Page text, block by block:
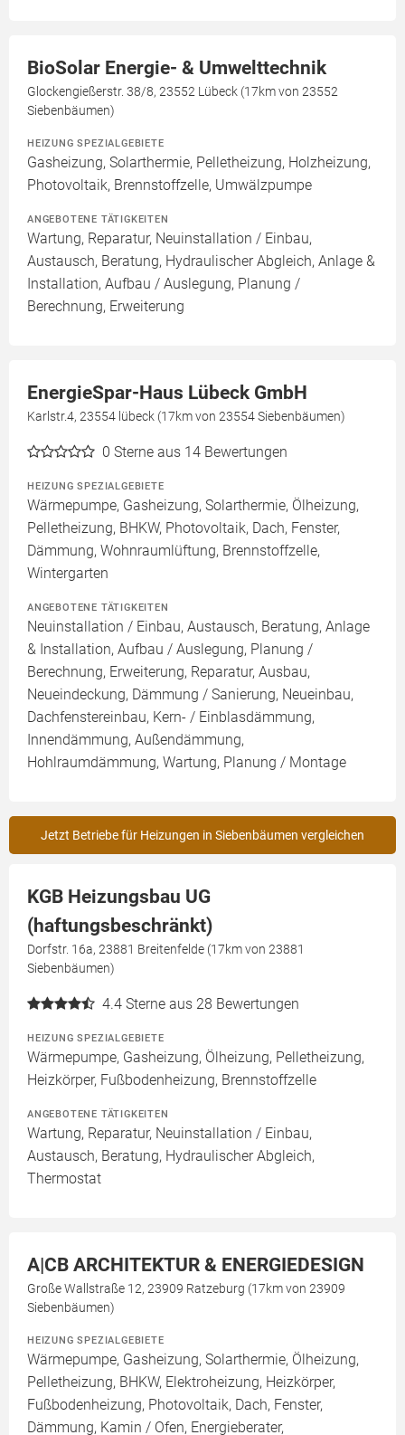
BioSolar Energie- & Umwelttechnik
Glockengießerstr. 38/8, 23552 Lübeck (17km von 23552
Siebenbäumen)
HEIZUNG SPEZIALGEBIETE
Gasheizung, Solarthermie, Pelletheizung, Holzheizung,
Photovoltaik, Brennstoffzelle, Umwälzpumpe
ANGEBOTENE TÄTIGKEITEN
Wartung, Reparatur, Neuinstallation / Einbau,
Austausch, Beratung, Hydraulischer Abgleich, Anlage &
Installation, Aufbau / Auslegung, Planung /
Berechnung, Erweiterung
EnergieSpar-Haus Lübeck GmbH
Karlstr.4, 23554 lübeck (17km von 23554 Siebenbäumen)
0 Sterne aus 14 Bewertungen
HEIZUNG SPEZIALGEBIETE
Wärmepumpe, Gasheizung, Solarthermie, Ölheizung,
Pelletheizung, BHKW, Photovoltaik, Dach, Fenster,
Dämmung, Wohnraumlüftung, Brennstoffzelle,
Wintergarten
ANGEBOTENE TÄTIGKEITEN
Neuinstallation / Einbau, Austausch, Beratung, Anlage
& Installation, Aufbau / Auslegung, Planung /
Berechnung, Erweiterung, Reparatur, Ausbau,
Neueindeckung, Dämmung / Sanierung, Neueinbau,
Dachfenstereinbau, Kern- / Einblasdämmung,
Innendämmung, Außendämmung,
Hohlraumdämmung, Wartung, Planung / Montage
Jetzt Betriebe für Heizungen in Siebenbäumen vergleichen
KGB Heizungsbau UG
(haftungsbeschränkt)
Dorfstr. 16a, 23881 Breitenfelde (17km von 23881
Siebenbäumen)
4.4 Sterne aus 28 Bewertungen
HEIZUNG SPEZIALGEBIETE
Wärmepumpe, Gasheizung, Ölheizung, Pelletheizung,
Heizkörper, Fußbodenheizung, Brennstoffzelle
ANGEBOTENE TÄTIGKEITEN
Wartung, Reparatur, Neuinstallation / Einbau,
Austausch, Beratung, Hydraulischer Abgleich,
Thermostat
A|CB ARCHITEKTUR & ENERGIEDESIGN
Große Wallstraße 12, 23909 Ratzeburg (17km von 23909
Siebenbäumen)
HEIZUNG SPEZIALGEBIETE
Wärmepumpe, Gasheizung, Solarthermie, Ölheizung,
Pelletheizung, BHKW, Elektroheizung, Heizkörper,
Fußbodenheizung, Photovoltaik, Dach, Fenster,
Dämmung, Kamin / Ofen, Energieberater,